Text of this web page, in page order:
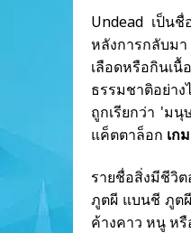
Undead เป็น
หลังการกลับมา
เลือดหรือกินเ
ธรรมชาติอย่า
ถูกเรียกว่า 'มนุ
แค็ตตาล็อก เก
รายชื่อสิ่งมีชีวิ
ภูตผี แบนชี ภูต
ค้างคาว หนู ห